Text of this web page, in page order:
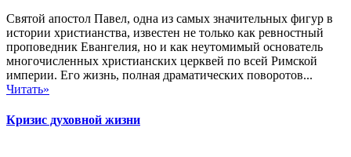
Святой апостол Павел, одна из самых значительных фигур в
истории христианства, известен не только как ревностный
проповедник Евангелия, но и как неутомимый основатель
многочисленных христианских церквей по всей Римской
империи. Его жизнь, полная драматических поворотов...
Читать»
Кризис духовной жизни